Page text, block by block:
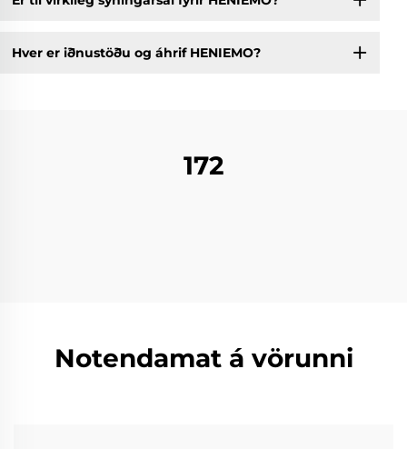
Hver er iðnustöðu og áhrif HENIEMO?
172
Notendamat á vörunni